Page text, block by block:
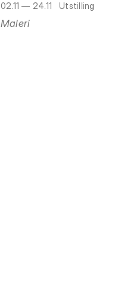
02.11 — 24.11 Utstilling
Maleri